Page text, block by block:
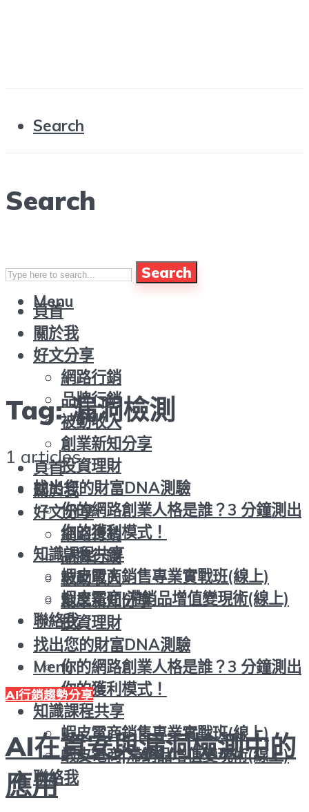
Search
Search
Search
頁首
關於我
好文分享
網路行銷
品牌行銷
被動收入
創業新知分享
投資理財
找出您的財富DNA測驗
你的網路創業人格是誰？3 分鐘測出
你的獲利模式！
知識課程共享
蝦皮電商銷售專業實戰班(線上)
蝦皮電商|滯銷品增值變現術(線上)
聯絡我
Menu
Menu
頁首
關於我
好文分享
網路行銷
品牌行銷
被動收入
創業新知分享
投資理財
找出您的財富DNA測驗
你的網路創業人格是誰？3 分鐘測出
你的獲利模式！
知識課程共享
蝦皮電商銷售專業實戰班(線上)
蝦皮電商|滯銷品增值變現術(線上)
聯絡我
Tag:漏洞檢測
1 articles
AI行銷趨勢分享
AI在資安與漏洞檢測中的
應用